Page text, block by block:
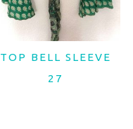
LER MAIS
TOP BELL SLEEVE
27